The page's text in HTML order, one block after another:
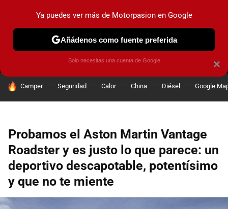
MENÚ NUEVO
COCHES ELÉCTRICOS OBSERVATORIO
HOY SE HABLA DE
Camper Seguridad Calor China Diésel Google
Probamos el Aston Martin Vantage
Roadster y es justo lo que parece: un
deportivo descapotable, potentísimo
y que no te miente
×
Ya puedes ver más de Motorpasion en Google
Añádenos como fuente preferida
Solo necesitas una cuenta de Google